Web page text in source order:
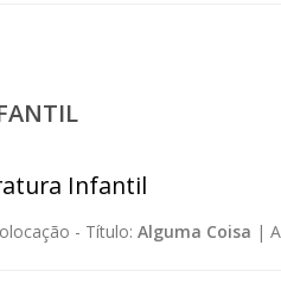
Infantil
- Título: Alguma Coisa |